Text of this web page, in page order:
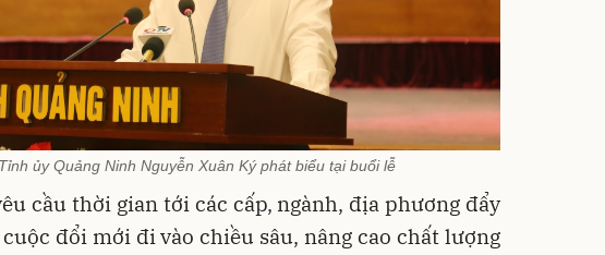
ủy Quảng Ninh Nguyễn Xuân Ký phát biểu tại buổi lễ
cầu thời gian tới các cấp, ngành, địa phương đẩy
đổi mới đi vào chiều sâu, nâng cao chất lượng